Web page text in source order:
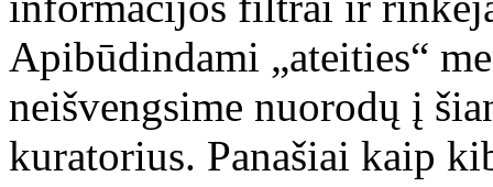
Apibūdindami „ateities“
neišvengsime nuorodų į
kuratorius. Panašiai kaip